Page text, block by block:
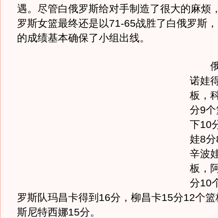
遇。尽管白俄罗斯给对手制造了很大的麻烦
罗斯女篮最终还是以71-65战胜了白俄罗斯
的成绩基本确保了小组出线。
俄
诺娃
板，
分9
下10
娃8
辛波
板，
分10
罗斯队玛昌卡得到16分，柳昌卡15分12个
斯尼特西娜15分。